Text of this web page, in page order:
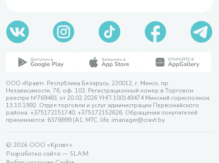
ООО «Кравт». Республика Беларусь, 220012, г. Минск, пр.
Независимости, 76, оф. 103. Регистрационный номер в Торговом
реестре №769481 от 20.02.2026 УНП 100149474 Минский горисполком,
13.10.1992. Отдел торговли и услуг администрации Первомайского
района, +375172151740; +375172152626. Обращения покупателей
принимаются: 6378899 (А1, МТС, life, imanager@cravt.by.
© 2026 ООО «Кравт»
Разработка сайта — SLAM